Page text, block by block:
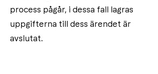
process pågår, i dessa fall lagras
uppgifterna till dess ärendet är
avslutat.